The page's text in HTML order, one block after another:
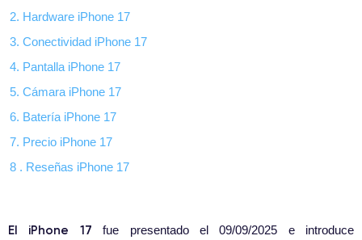
2. Hardware iPhone 17
3. Conectividad iPhone 17
4. Pantalla iPhone 17
5. Cámara iPhone 17
6. Batería iPhone 17
7. Precio iPhone 17
8 . Reseñas iPhone 17
El iPhone 17 fue presentado el 09/09/2025 e introduce